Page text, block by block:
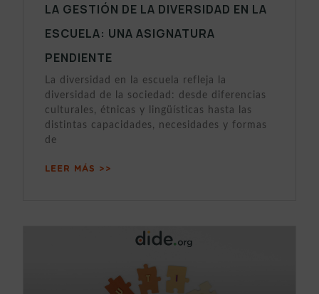
LA GESTIÓN DE LA DIVERSIDAD EN LA
ESCUELA: UNA ASIGNATURA
PENDIENTE
La diversidad en la escuela refleja la
diversidad de la sociedad: desde diferencias
culturales, étnicas y lingüísticas hasta las
distintas capacidades, necesidades y formas
de
LEER MÁS >>